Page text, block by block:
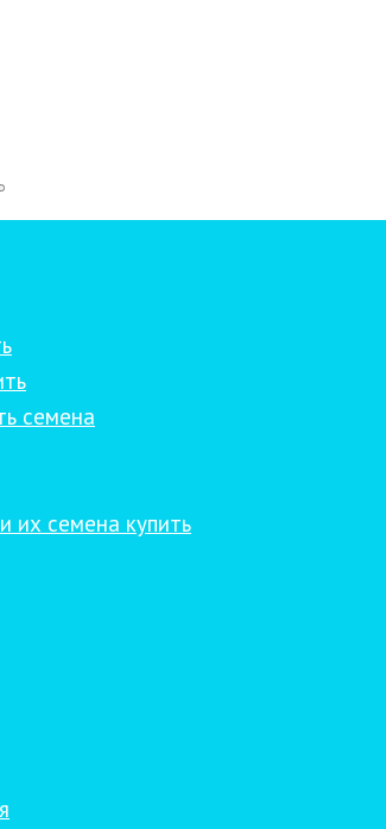
семена
их семена купить